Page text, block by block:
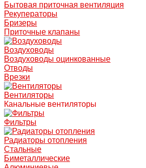
Бытовая приточная вентиляция
Рекуператоры
Бризеры
Приточные клапаны
Воздуховоды
Воздуховоды оцинкованные
Отводы
Врезки
Вентиляторы
Канальные вентиляторы
Фильтры
Радиаторы отопления
Стальные
Биметаллические